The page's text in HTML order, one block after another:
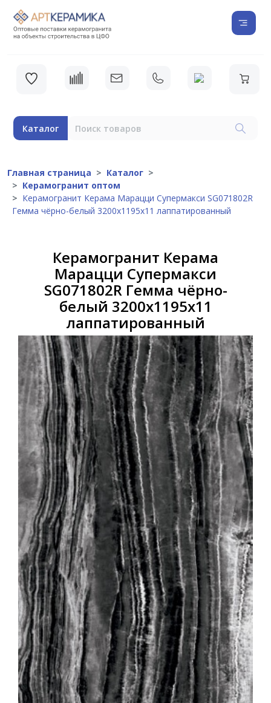
Каталог
Главная страница
Каталог
Керамогранит оптом
Керамогранит Керама Марацци Супермакси SG071802R
Гемма чёрно-белый 3200x1195x11 лаппатированный
Керамогранит Керама
Марацци Супермакси
SG071802R Гемма чёрно-
белый 3200x1195x11
лаппатированный